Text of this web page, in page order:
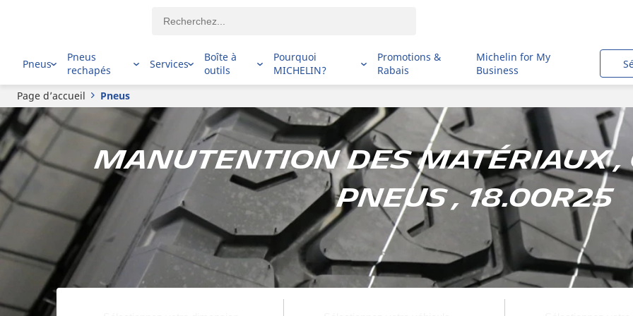
Pneus
Pneus
rechapés
Services
Boîte à
outils
Pourquoi
MICHELIN?
Promotions &
Rabais
Michelin for My
Business
Page d’accueil Pneus
Manutention des matériaux ,
pneus , 18.00R25